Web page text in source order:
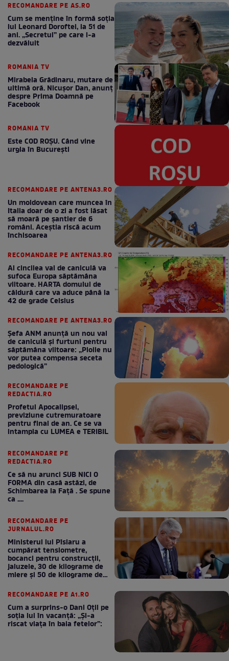
RECOMANDARE PE AS.RO
Cum se menţine în formă soţia
lui Leonard Doroftei, la 51 de
ani. „Secretul” pe care l-a
dezvăluit
ROMANIA TV
Mirabela Grădinaru, mutare de
ultimă oră. Nicuşor Dan, anunţ
despre Prima Doamnă pe
Facebook
ROMANIA TV
Este COD ROŞU. Când vine
urgia în Bucureşti
RECOMANDARE PE ANTENA3.RO
Un moldovean care muncea în
Italia doar de o zi a fost lăsat
să moară pe şantier de 6
români. Aceștia riscă acum
închisoarea
RECOMANDARE PE ANTENA3.RO
Al cincilea val de caniculă va
sufoca Europa săptămâna
viitoare. HARTA domului de
căldură care va aduce până la
42 de grade Celsius
RECOMANDARE PE ANTENA3.RO
Șefa ANM anunță un nou val
de caniculă și furtuni pentru
săptămâna viitoare: „Ploile nu
vor putea compensa seceta
pedologică”
RECOMANDARE PE
REDACTIA.RO
Profetul Apocalipsei,
previziune cutremuratoare
pentru final de an. Ce se va
intampla cu LUMEA e TERIBIL
RECOMANDARE PE
REDACTIA.RO
Ce să nu arunci SUB NICI O
FORMA din casă astăzi, de
Schimbarea la Față . Se spune
ca ....
RECOMANDARE PE
JURNALUL.RO
Ministerul lui Pîslaru a
cumpărat tensiometre,
bocanci pentru construcții,
jaluzele, 30 de kilograme de
miere și 50 de kilograme de
RECOMANDARE PE A1.RO
Cum a surprins-o Dani Oțil pe
soția lui în vacanță: „Și-a
riscat viața în baia fetelor”: